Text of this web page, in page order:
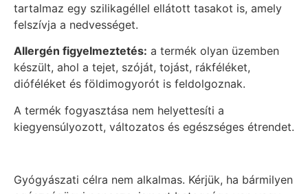
tartalmaz egy szilikagéllel ellátott tasakot is, amely
felszívja a nedvességet.
Allergén figyelmeztetés: a termék olyan üzemben
készült, ahol a tejet, szóját, tojást, rákféléket,
dióféléket és földimogyorót is feldolgoznak.
A termék fogyasztása nem helyettesíti a
kiegyensúlyozott, változatos és egészséges étrendet.
Gyógyászati célra nem alkalmas. Kérjük, ha bármilyen